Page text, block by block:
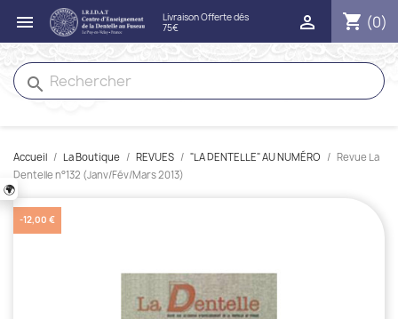
🌍
 shopping_cart (0)

search
Accueil La Boutique REVUES "LA DENTELLE" AU NUMÉRO
Revue La
Dentelle n°132 (Janv/Fév/Mars 2013)
-12,00 €